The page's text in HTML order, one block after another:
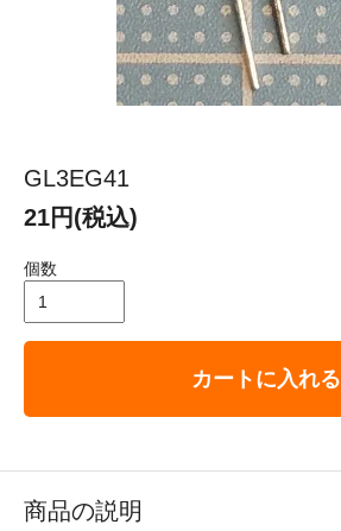
GL3EG41
21円(税込)
個数
カートに入れる
商品の説明